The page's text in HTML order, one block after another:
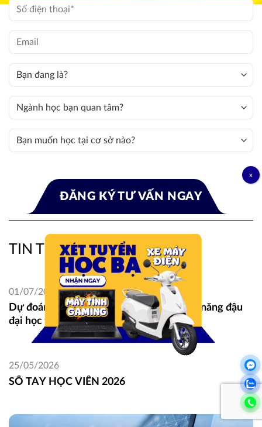
TIN TỨC LIÊN QUAN
Dự đoán điểm chuẩn 2026 — Tra cứu khả năng đậu
đại học theo điểm
01/07/2026
SỔ TAY HỌC VIÊN 2026
25/05/2026